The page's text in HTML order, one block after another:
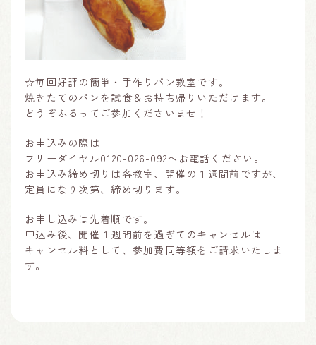
☆毎回好評の簡単・手作りパン教室です。
焼きたてのパンを試食＆お持ち帰りいただけます。
どうぞふるってご参加くださいませ！
お申込みの際は
フリーダイヤル0120-026-092へお電話ください。
お申込み締め切りは各教室、開催の１週間前ですが、
定員になり次第、締め切ります。
お申し込みは先着順です。
申込み後、開催１週間前を過ぎてのキャンセルは
キャンセル料として、参加費同等額をご請求いたしま
す。